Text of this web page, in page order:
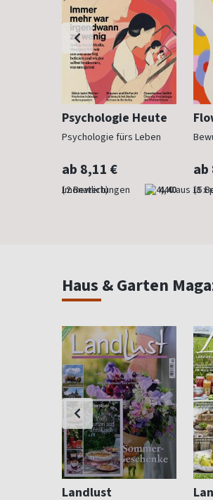
Psychologie Heute
Psychologie fürs Leben
ab 8,11 €
(monatlich) 4,40
ab
(8 x
Haus & Garten
Landlust